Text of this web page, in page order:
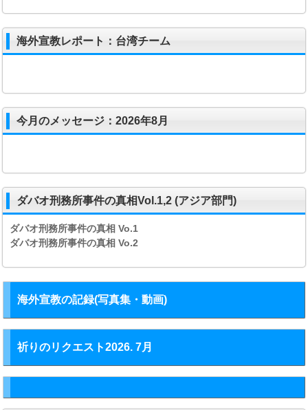
海外宣教レポート：台湾チーム
今月のメッセージ：2026年8月
ダバオ刑務所事件の真相Vol.1,2 (アジア部門)
ダバオ刑務所事件の真相Vo.1
ダバオ刑務所事件の真相Vo.2
海外宣教の記録(写真集・動画)
祈りのリクエスト2026. 7月